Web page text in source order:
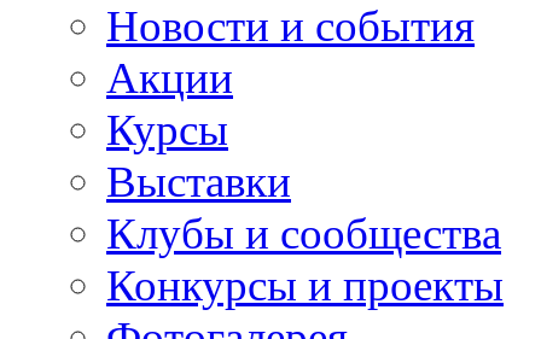
Новости и события
Акции
Курсы
Выставки
Клубы и сообщества
Конкурсы и проекты